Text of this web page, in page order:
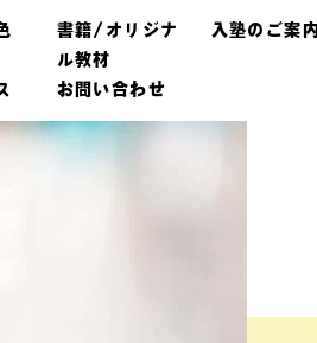
書籍/オリジナ
ル教材
入塾のご案内
お問い合わせ